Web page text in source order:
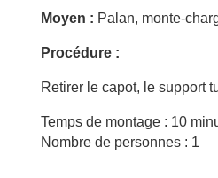
Moyen : Palan, monte-
Procédure :
Retirer le capot, le support
Temps de montage : 10
Nombre de personnes : 1